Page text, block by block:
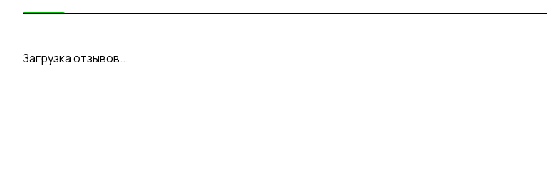
Загрузка отзывов...